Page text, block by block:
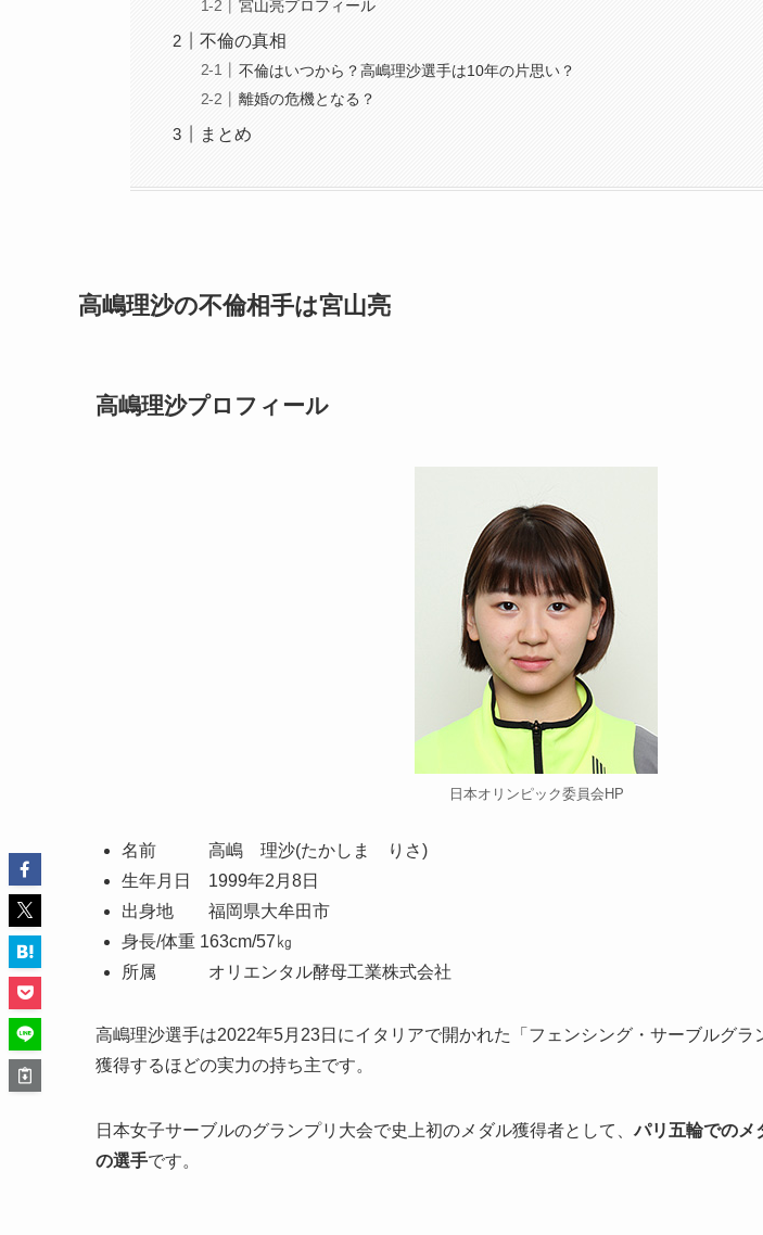
宮山亮プロフィール
不倫の真相
不倫はいつから？高嶋理沙選手は10年の片思い？
離婚の危機となる？
まとめ
高嶋理沙の不倫相手は宮山亮
高嶋理沙プロフィール
日本オリンピック委員会HP
名前 高嶋 理沙(たかしま りさ)
生年月日 1999年2月8日
出身地 福岡県大牟田市
身長/体重 163cm/57㎏
所属 オリエンタル酵母工業株式会社
高嶋理沙選手は2022年5月23日にイタリアで開かれた「フェンシング・サーブルグラ
獲得するほどの実力の持ち主です。
日本女子サーブルのグランプリ大会で史上初のメダル獲得者として、パリ五輪でのメ
の選手です。